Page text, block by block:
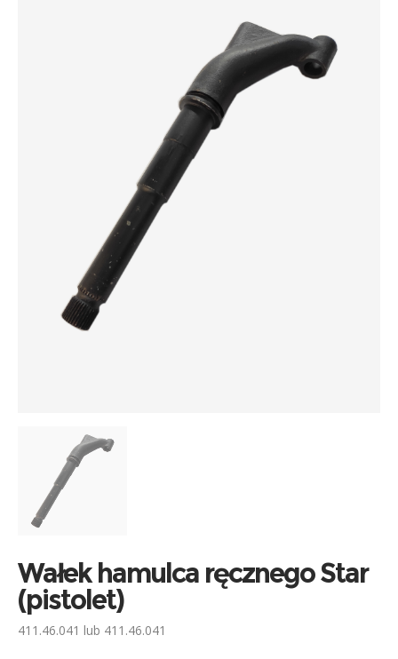
Wałek hamulca ręcznego Star
(pistolet)
411.46.041 lub 411.46.041